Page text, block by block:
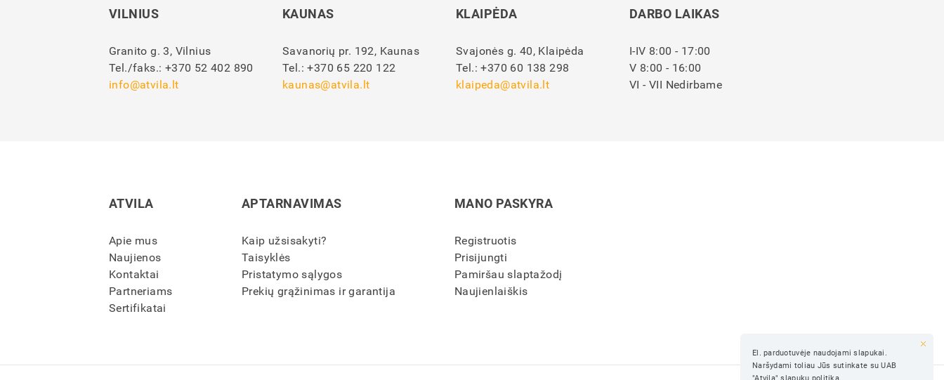
VILNIUS
Granito g. 3, Vilnius
Tel./faks.: +370 52 402 890
info@atvila.lt
KAUNAS
Savanorių pr. 192, Kaunas
Tel.:+370 65 220 122
kaunas@atvila.lt
KLAIPĖDA
Svajonės g. 40, Klaipėda
Tel.:+370 60 138 298
klaipeda@atvila.lt
DARBO LAIKAS
I-IV 8:00 - 17:00
V 8:00 - 16:00
VI - VII Nedirbame
ATVILA
Apie mus
Naujienos
Kontaktai
Partneriams
Sertifikatai
APTARNAVIMAS
Kaip užsisakyti?
Taisyklės
Pristatymo sąlygos
Prekių grąžinimas ir garantija
MANO PASKYRA
Registruotis
Prisijungti
Pamiršau slaptažodį
Naujienlaiškis
El. parduotuvėje naudojami slapukai.
Naršydami toliau Jūs sutinkate su UAB